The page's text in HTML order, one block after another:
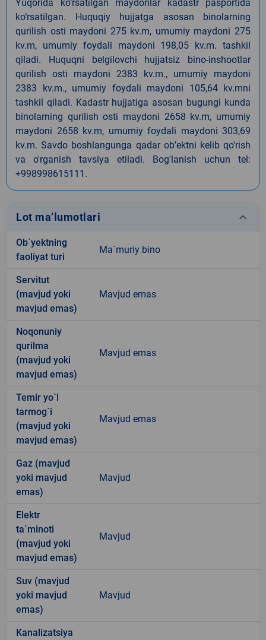
Yuqorida ko‘rsatilgan maydonlar kadastr pasportida
ko‘rsatilgan. Huquqiy hujjatga asosan binolarning
qurilish osti maydoni 275 kv.m, umumiy maydoni 275
kv.m, umumiy foydali maydoni 198,05 kv.m. tashkil
qiladi. Huquqni belgilovchi hujjatsiz bino-inshootlar
qurilish osti maydoni 2383 kv.m., umumiy maydoni
2383 kv.m., umumiy foydali maydoni 105,64 kv.mni
tashkil qiladi. Kadastr hujjatiga asosan bugungi kunda
binolarning qurilish osti maydoni 2658 kv.m, umumiy
maydoni 2658 kv.m, umumiy foydali maydoni 303,69
kv.m. Savdo boshlangunga qadar ob’ektni kelib qo'rish
va o'rganish tavsiya etiladi. Bog'lanish uchun tel:
+998998615111.
Lot ma’lumotlari keyboard_arrow_down
Ob`yektning
faoliyat turi
Ma`muriy bino
Servitut
(mavjud yoki
mavjud emas)
Mavjud emas
Noqonuniy
qurilma
(mavjud yoki
mavjud emas)
Mavjud emas
Temir yo`l
tarmog`i
(mavjud yoki
mavjud emas)
Mavjud emas
Gaz (mavjud
yoki mavjud
emas)
Mavjud
Elektr
ta`minoti
(mavjud yoki
mavjud emas)
Mavjud
Suv (mavjud
yoki mavjud
emas)
Mavjud
Kanalizatsiya